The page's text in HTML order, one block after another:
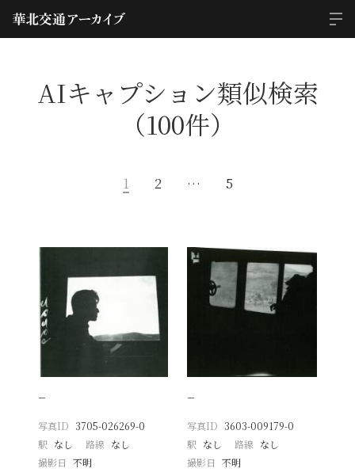
AIキャプション類似検索
（100件）
1 2 … 5
−
写真ID 3705-026269-0
駅 なし 路線 なし
撮影日
不明
−
写真ID 3603-009179-0
駅 なし 路線 なし
撮影日 不明